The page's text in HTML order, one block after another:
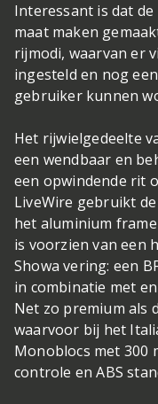
Interessant is dat
maat maken
rijmodi, waarvan er
ingesteld en nog
gebruiker kunnen
Het rijwielgedeelte
een wendbaar en
een opwindende rit
LiveWire gebruikt
het aluminium
is voorzien van een
Showa vering: een
in combinatie met
Net zo premium als
waarvoor bij het
Monoblocs met 300
controle en ABS